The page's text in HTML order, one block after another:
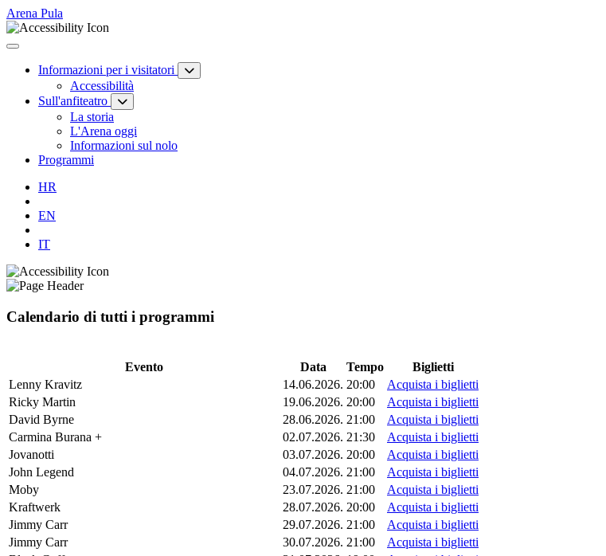
Arena Pula
Informazioni per i visitatori
Accessibilità
Sull'anfiteatro
La storia
L'Arena oggi
Informazioni sul nolo
Programmi
HR
EN
IT
Calendario di tutti i programmi
Evento Data Tempo
Biglietti
Lenny Kravitz
14.06.2026. 20:00
Acquista i biglietti
Ricky Martin
19.06.2026. 20:00
Acquista i biglietti
David Byrne
28.06.2026. 21:00
Acquista i biglietti
Carmina Burana +
02.07.2026. 21:30
Acquista i biglietti
Jovanotti
03.07.2026. 20:00
Acquista i biglietti
John Legend
04.07.2026. 21:00
Acquista i biglietti
Moby
23.07.2026. 21:00
Acquista i biglietti
Kraftwerk
28.07.2026. 20:00
Acquista i biglietti
Jimmy Carr
29.07.2026. 21:00
Acquista i biglietti
Jimmy Carr
30.07.2026. 21:00
Acquista i biglietti